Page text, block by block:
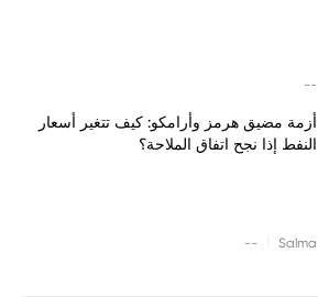
--
أزمة مضيق هرمز وأرامكو: كيف تتغير أسعار
النفط إذا نجح اتفاق الملاحة؟
Salma
--